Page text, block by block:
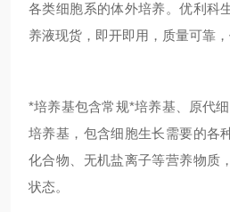
各类细胞系的体外培养。优利科
养液现货，即开即用，质量可靠，
*培养基包含常规*培养基、原代
培养基，包含细胞生长需要的各
化合物、无机盐离子等营养物质
状态。